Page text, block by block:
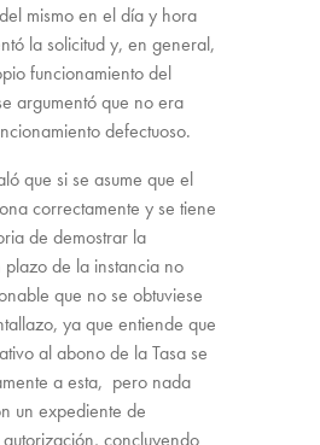
mismo en el día y hora
la solicitud y, en general,
funcionamiento del
argumentó que no era
defectuoso.
que si se asume que el
correctamente y se tiene
de demostrar la
de la instancia no
que no se obtuviese
ya que entiende que
al abono de la Tasa se
a esta, pero nada
un expediente de
concluyendo